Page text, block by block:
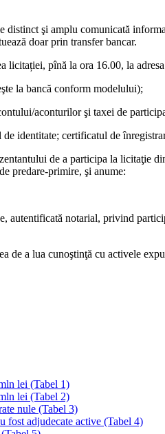
distinct şi amplu comunicată
doar prin transfer bancar.
licitației, pînă la ora 16.00, la
la bancă conform modelului);
aconturilor şi taxei de
identitate; certificatul de
de a participa la licitaţie
predare-primire, şi anume:
autentificată notarial, privind
de a lua cunoştinţă cu activele
lei (Tabel 1)
lei (Tabel 2)
nule (Tabel 3)
fost adjudecate active (Tabel 4)